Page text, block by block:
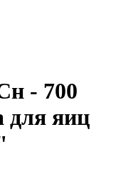
- 700
для яиц